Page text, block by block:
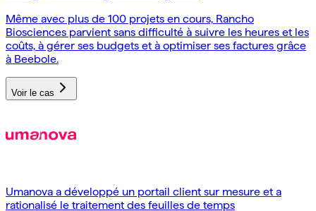
Même avec plus de 100 projets en cours, Rancho
Biosciences parvient sans difficulté à suivre les heures et les
coûts, à gérer ses budgets et à optimiser ses factures grâce
à Beebole.
Voir le cas
Umanova a développé un portail client sur mesure et a
rationalisé le traitement des feuilles de temps